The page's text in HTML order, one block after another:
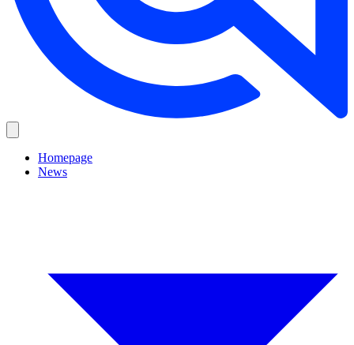
Homepage
News